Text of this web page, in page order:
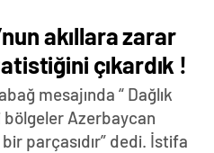
akıllara zarar
çıkardık !
mesajında “ Dağlık
Azerbaycan
parçasıdır” dedi. İstifa